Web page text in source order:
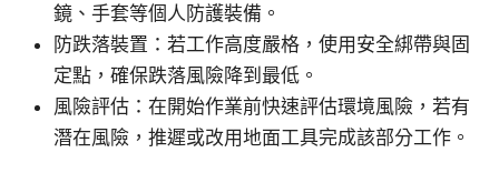
鏡、手套等個人防護裝備。
防跌落裝置：若工作高度嚴格，使用安全綁帶與固
定點，確保跌落風險降到最低。
風險評估：在開始作業前快速評估環境風險，若有
潛在風險，推遲或改用地面工具完成該部分工作。